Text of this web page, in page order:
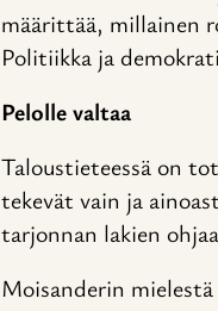
määrittää, millainen
Politiikka ja
Pelolle valtaa
Taloustieteessä on
tekevät vain ja
tarjonnan lakien
Moisanderin